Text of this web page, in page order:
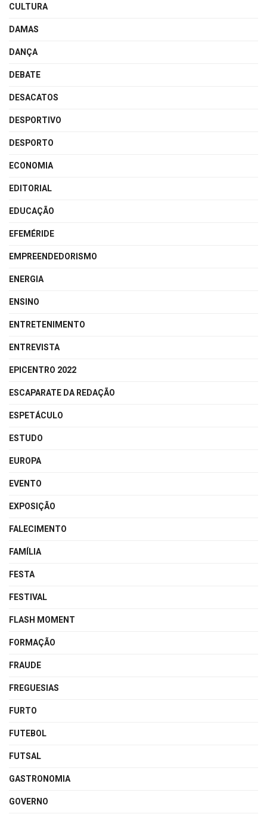
CULTURA
DAMAS
DANÇA
DEBATE
DESACATOS
DESPORTIVO
DESPORTO
ECONOMIA
EDITORIAL
EDUCAÇÃO
EFEMÉRIDE
EMPREENDEDORISMO
ENERGIA
ENSINO
ENTRETENIMENTO
ENTREVISTA
EPICENTRO 2022
ESCAPARATE DA REDAÇÃO
ESPETÁCULO
ESTUDO
EUROPA
EVENTO
EXPOSIÇÃO
FALECIMENTO
FAMÍLIA
FESTA
FESTIVAL
FLASH MOMENT
FORMAÇÃO
FRAUDE
FREGUESIAS
FURTO
FUTEBOL
FUTSAL
GASTRONOMIA
GOVERNO